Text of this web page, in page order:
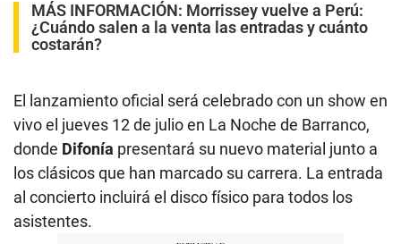
MÁS INFORMACIÓN: Morrissey vuelve a Perú:
¿Cuándo salen a la venta las entradas y cuánto
costarán?
El lanzamiento oficial será celebrado con un show en
vivo el jueves 12 de julio en La Noche de Barranco,
donde Difonía presentará su nuevo material junto a
los clásicos que han marcado su carrera. La entrada
al concierto incluirá el disco físico para todos los
asistentes.